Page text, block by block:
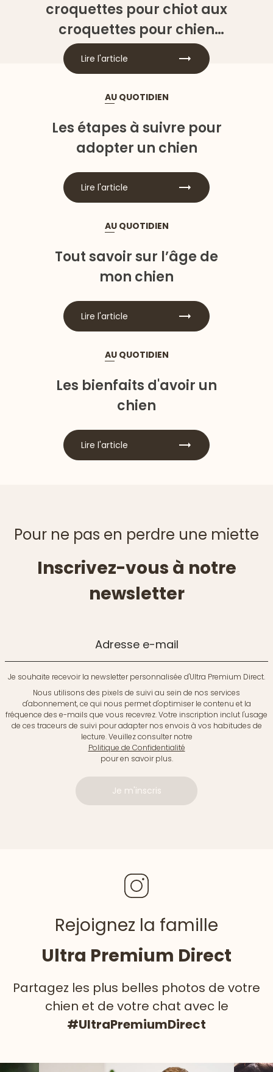
croquettes pour chiot aux
croquettes pour chien
adulte ?
Lire l'article
AU QUOTIDIEN
Les étapes à suivre pour
adopter un chien
Lire l'article
AU QUOTIDIEN
Tout savoir sur l’âge de
mon chien
Lire l'article
AU QUOTIDIEN
Les bienfaits d'avoir un
chien
Lire l'article
Pour ne pas en perdre une miette
Inscrivez-vous à notre
newsletter
Adresse e-mail
Je souhaite recevoir la newsletter personnalisée d'Ultra Premium Direct.
Nous utilisons des pixels de suivi au sein de nos services
d'abonnement, ce qui nous permet d'optimiser le contenu et la
fréquence des e-mails que vous recevrez. Votre inscription inclut l'usage
de ces traceurs de suivi pour adapter nos envois à vos habitudes de
lecture. Veuillez consulter notre
Politique de Confidentialité
pour en savoir plus.
Je m'inscris
Rejoignez la famille
Ultra Premium Direct
Partagez les plus belles photos de votre
chien et de votre chat avec le
#UltraPremiumDirect